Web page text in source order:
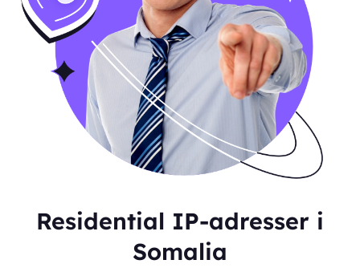
Residential IP-adresser i
Somalia